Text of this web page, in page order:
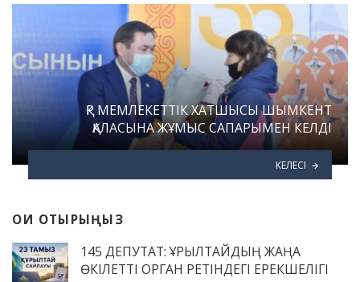
ҚР МЕМЛЕКЕТТІК ХАТШЫСЫ ШЫМКЕНТ
ҚАЛАСЫНА ЖҰМЫС САПАРЫМЕН КЕЛДІ
КЕЛЕСІ
ОҚИ ОТЫРЫҢЫЗ
145 ДЕПУТАТ: ҚҰРЫЛТАЙДЫҢ ЖАҢА
ӨКІЛЕТТІ ОРГАН РЕТІНДЕГІ ЕРЕКШЕЛІГІ